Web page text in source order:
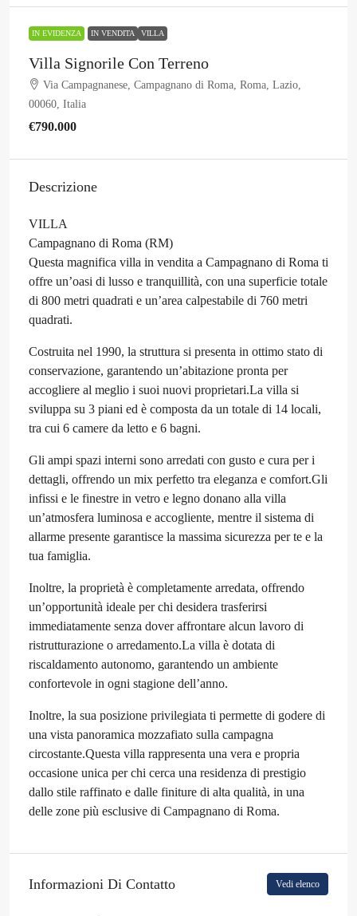
IN EVIDENZA IN VENDITA VILLA
Villa Signorile Con Terreno
Via Campagnanese, Campagnano di Roma, Roma, Lazio,
00060, Italia
€790.000
Descrizione
VILLA
Campagnano di Roma (RM)
Questa magnifica villa in vendita a Campagnano di Roma ti
offre un’oasi di lusso e tranquillità, con una superficie totale
di 800 metri quadrati e un’area calpestabile di 760 metri
quadrati.
Costruita nel 1990, la struttura si presenta in ottimo stato di
conservazione, garantendo un’abitazione pronta per
accogliere al meglio i suoi nuovi proprietari.La villa si
sviluppa su 3 piani ed è composta da un totale di 14 locali,
tra cui 6 camere da letto e 6 bagni.
Gli ampi spazi interni sono arredati con gusto e cura per i
dettagli, offrendo un mix perfetto tra eleganza e comfort.Gli
infissi e le finestre in vetro e legno donano alla villa
un’atmosfera luminosa e accogliente, mentre il sistema di
allarme presente garantisce la massima sicurezza per te e la
tua famiglia.
Inoltre, la proprietà è completamente arredata, offrendo
un’opportunità ideale per chi desidera trasferirsi
immediatamente senza dover affrontare alcun lavoro di
ristrutturazione o arredamento.La villa è dotata di
riscaldamento autonomo, garantendo un ambiente
confortevole in ogni stagione dell’anno.
Inoltre, la sua posizione privilegiata ti permette di godere di
una vista panoramica mozzafiato sulla campagna
circostante.Questa villa rappresenta una vera e propria
occasione unica per chi cerca una residenza di prestigio
dallo stile raffinato e dalle finiture di alta qualità, in una
delle zone più esclusive di Campagnano di Roma.
Informazioni Di Contatto Vedi elenco